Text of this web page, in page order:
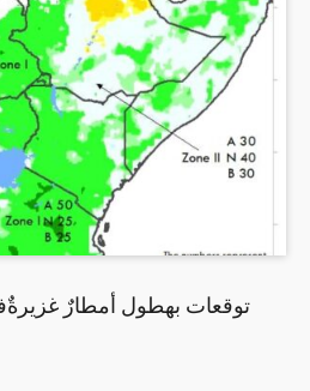
توقعات بهطول أمطارٌ غزيرةٌفي